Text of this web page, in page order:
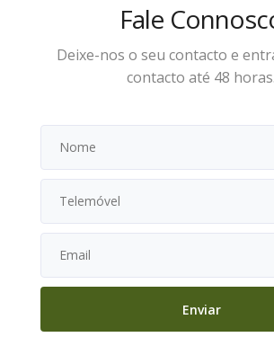
Fale
Deixe-nos o seu contacto e
contacto até 48 horas.